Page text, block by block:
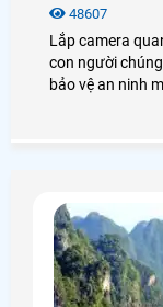
48607
Lắp camera
con người chúng ta. Bởi những vai trò, lợi ích
bảo vệ an ninh